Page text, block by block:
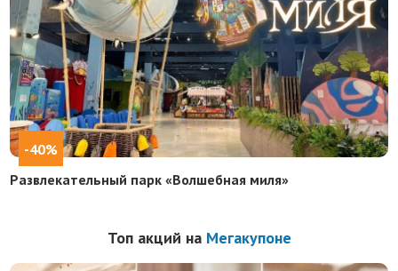
-40%
Развлекательный парк «Волшебная миля»
Топ акций на Мегакупоне